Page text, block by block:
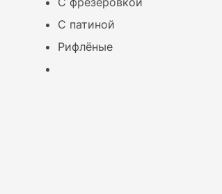
С патиной
Рифлёные